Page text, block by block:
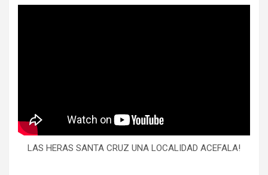
LAS HERAS SANTA CRUZ UNA LOCALIDAD ACEFALA!